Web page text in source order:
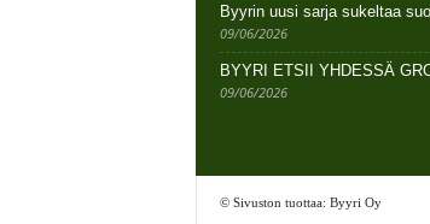
Byyrin uusi sarja sukeltaa
09/06/2026
BYYRI ETSII YHDESSÄ
09/06/2026
© Sivuston tuottaa: Byyri Oy